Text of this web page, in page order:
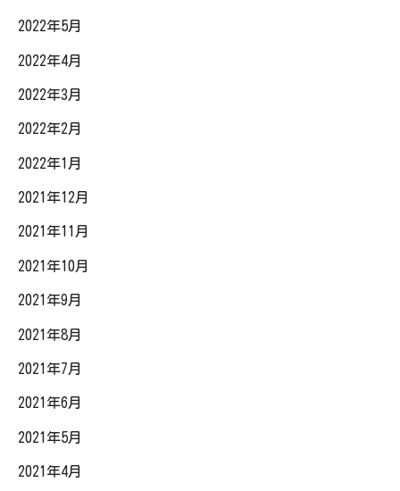
2022年5月
2022年4月
2022年3月
2022年2月
2022年1月
2021年12月
2021年11月
2021年10月
2021年9月
2021年8月
2021年7月
2021年6月
2021年5月
2021年4月